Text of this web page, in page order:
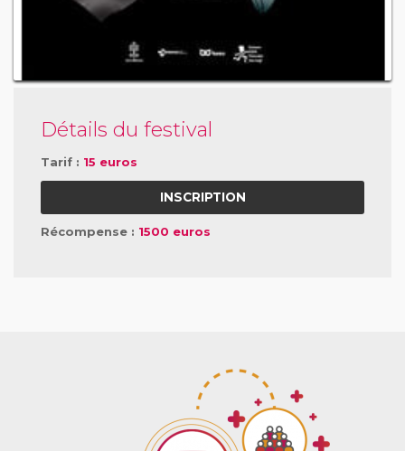
Détails du festival
Tarif : 15 euros
INSCRIPTION
Récompense : 1500 euros